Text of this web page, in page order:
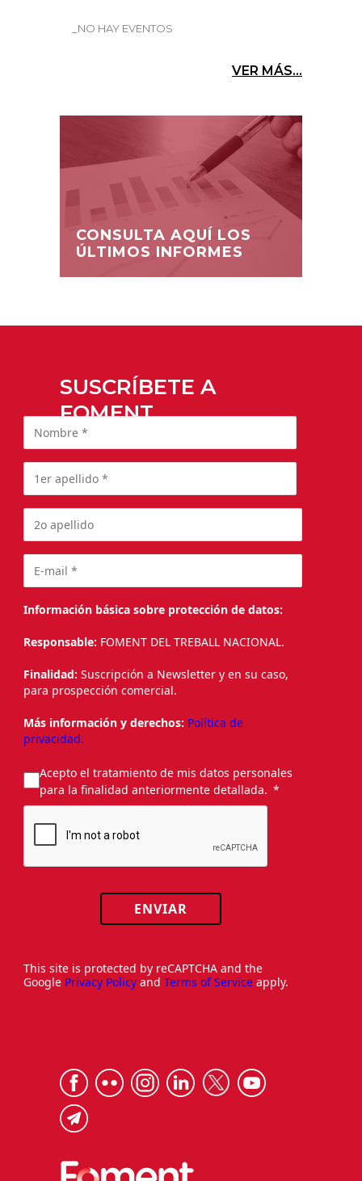
_NO HAY EVENTOS
VER MÁS...
CONSULTA AQUÍ LOS
ÚLTIMOS INFORMES
SUSCRÍBETE A
FOMENT
Información básica sobre protección de datos:
Responsable: FOMENT DEL TREBALL NACIONAL.
Finalidad: Suscripción a Newsletter y en su caso,
para prospección comercial.
Más información y derechos: Política de
privacidad.
Acepto el tratamiento de mis datos personales
para la finalidad anteriormente detallada.
ENVIAR
This site is protected by reCAPTCHA and the
Google Privacy Policy and Terms of Service apply.